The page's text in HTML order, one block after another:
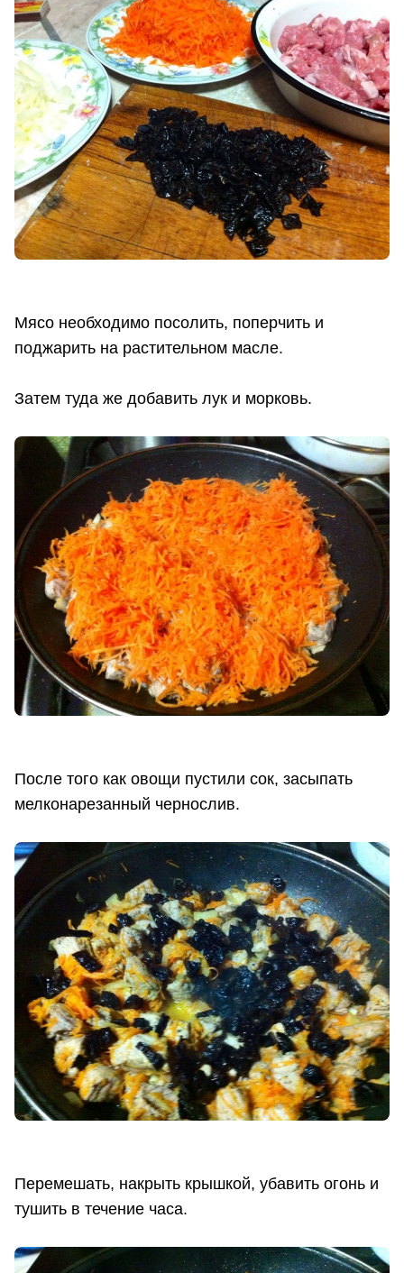
Мясо необходимо посолить, поперчить и
поджарить на растительном масле.
Затем туда же добавить лук и морковь.
После того как овощи пустили сок, засыпать
мелконарезанный чернослив.
Перемешать, накрыть крышкой, убавить огонь и
тушить в течение часа.